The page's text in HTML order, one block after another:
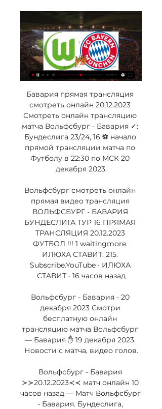
Бавария прямая трансляция
смотреть онлайн 20.12.2023
Смотреть онлайн трансляцию
матча Вольфсбург - Бавария ✓:
Бундеслига 23/24, 16 ⚽ начало
прямой трансляции матча по
Футболу в 22:30 по МСК 20
декабря 2023.
Вольфсбург смотреть онлайн
прямая видео трансляция
ВОЛЬФСБУРГ - БАВАРИЯ
БУНДЕСЛИГА ТУР 16 ПРЯМАЯ
ТРАНСЛЯЦИЯ 20.12.2023
ФУТБОЛ !!! 1 waitingmore.
ИЛЮХА СТАВИТ. 215.
Subscribe.YouTube · ИЛЮХА
СТАВИТ · 16 часов назад
Вольфсбург - Бавария - 20
декабря 2023 Смотри
бесплатную онлайн
трансляцию матча Вольфсбург
— Бавария ✋ 19 декабря 2023.
Новости с матча, видео голов.
Вольфсбург - Бавария
≻≻20.12.2023≺≺ матч онлайн 10
часов назад — Матч Вольфсбург
- Бавария. Бундеслига,